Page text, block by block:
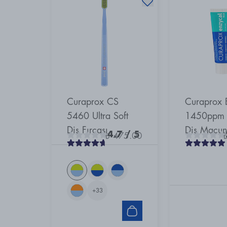
Curaprox CS
5460 Ultra Soft
Diş Fırçası4.7/ 5
₺ 475.00
+33
Curaprox
1450ppm
Diş